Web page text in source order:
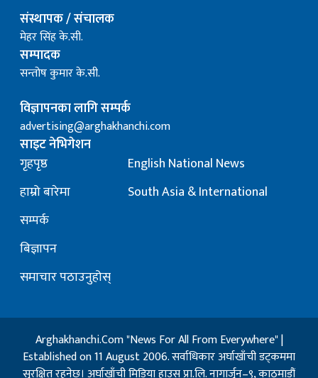
संस्थापक / संचालक
मेहर सिंह के.सी.
सम्पादक
सन्तोष कुमार के.सी.
विज्ञापनका लागि सम्पर्क
advertising@arghakhanchi.com
साइट नेभिगेशन
गृहपृष्ठ
हाम्रो बारेमा
सम्पर्क
बिज्ञापन
समाचार पठाउनुहोस्
English National News
South Asia & International
Arghakhanchi.Com "News For All From Everywhere" |
Established on 11 August 2006. सर्वाधिकार अर्घाखाँची डट्कममा
सुरक्षित रहनेछ। अर्घाखाँची मिडिया हाउस प्रा.लि. नागार्जुन–९, काठमाडौं